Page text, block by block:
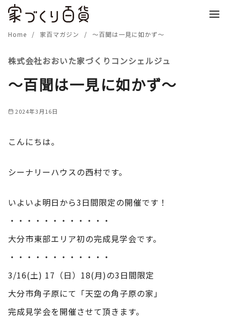
Home 家百マガジン ～百聞は一見に如かず～
株式会社おおいた家づくりコンシェルジュ
～百聞は一見に如かず～
2024年3月16日
こんにちは。
シーナリーハウスの西村です。
いよいよ明日から3日間限定の開催です！
・・・・・・・・・・・・
大分市東部エリア初の完成見学会です。
・・・・・・・・・・・・
3/16(土) 17（日）18(月)の3日間限定
大分市角子原にて「天空の角子原の家」
完成見学会を開催させて頂きます。